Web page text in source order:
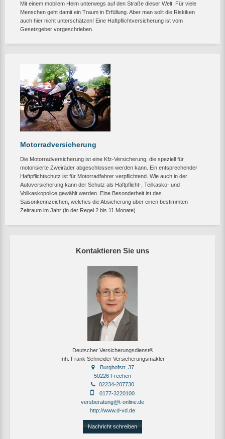
Kontaktieren Sie uns
Deutscher Versicherungsdienst®
Inh. Frank Schneider Versicherungsmakler
Burghofstr. 37
50226 Frechen
02234-207730
0177-3220100
versberatung@t-online.de
http://www.d-vd.de
Nachricht schreiben
Mit einem mobilem Heim unterwegs auf den Straße dieser Welt. Für viele
Menschen geht damit ein Traum in Erfüllung. Aber man sollt die Riskiken
auch hier nicht unterschätzen! Eine Haftpflichtversicherung ist vom
Gesetzgeber vorgeschrieben.
Motorradversicherung
Die Motorradversicherung ist eine Kfz-Versicherung, die speziell für
motorisierte Zweiräder abgeschlossen werden kann. Ein entsprechender
Haftpflichtschutz ist für Motorradfahrer verpflichtend. Wie auch in der
Autoversicherung kann der Schutz als Haftpflicht-, Teilkasko- und
Vollkaskopolice gewählt werden. Eine Besonderheit ist das
Saisonkennzeichen, welches die Absicherung über einen bestimmten
Zeitraum im Jahr (in der Regel 2 bis 11 Monate)